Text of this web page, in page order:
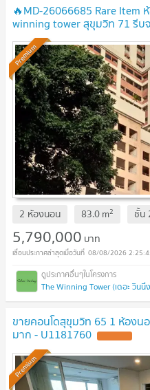
🔥MD-26066685 Rare Item
winning tower สุขุมวิท 71 รีบ
Premium
2 ห้องนอน 83.0m2 ชั้น
5,790,000 บาท
08/08/2026
The Winning Tower (เดอะ วินนิ่
ขายคอนโดสุขุมวิท 65 1 ห้องน
มาก - U1181760
Premium